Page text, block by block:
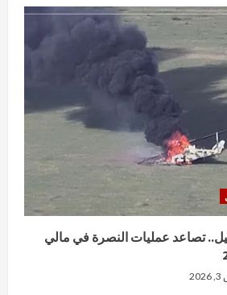
ونحو 300 قتيل.. تصاعد عمليات النصرة في مالي